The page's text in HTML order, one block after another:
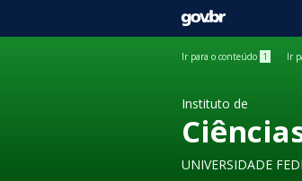
GOVBR
Ir para o conteúdo 1 Ir
Instituto de
UNIVERSIDADE